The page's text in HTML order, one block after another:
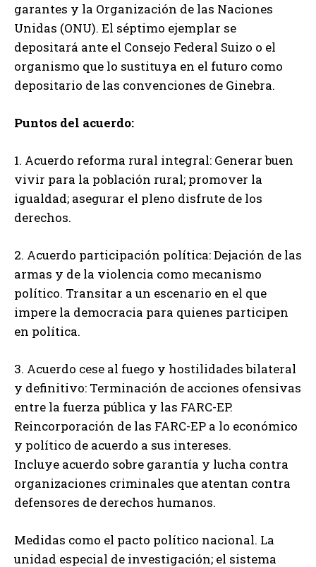
garantes y la Organización de las Naciones
Unidas (ONU). El séptimo ejemplar se
depositará ante el Consejo Federal Suizo o el
organismo que lo sustituya en el futuro como
depositario de las convenciones de Ginebra.
Puntos del acuerdo:
1. Acuerdo reforma rural integral: Generar buen
vivir para la población rural; promover la
igualdad; asegurar el pleno disfrute de los
derechos.
2. Acuerdo participación política: Dejación de las
armas y de la violencia como mecanismo
político. Transitar a un escenario en el que
impere la democracia para quienes participen
en política.
3. Acuerdo cese al fuego y hostilidades bilateral
y definitivo: Terminación de acciones ofensivas
entre la fuerza pública y las FARC-EP.
Reincorporación de las FARC-EP a lo económico
y político de acuerdo a sus intereses.
Incluye acuerdo sobre garantía y lucha contra
organizaciones criminales que atentan contra
defensores de derechos humanos.
Medidas como el pacto político nacional. La
unidad especial de investigación; el sistema